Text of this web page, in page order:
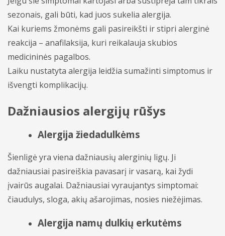
Laboratoriniai tyrimai
Nefrologija
Neurochirugija
Neurologija
Pulmonologija
Rentgeno diagnostika
sezonais, gali būti, kad juos sukelia alergija.
Kai kuriems žmonėms gali pasireikšti ir stipri alerginė
reakcija – anafilaksija, kuri reikalauja skubios
medicininės pagalbos.
Laiku nustatyta alergija leidžia sumažinti simptomus ir
išvengti komplikacijų.
Dažniausios alergijų rūšys
Alergija žiedadulkėms
Šienligė yra viena dažniausių alerginių ligų. Ji
dažniausiai pasireiškia pavasarį ir vasarą, kai žydi
įvairūs augalai. Dažniausiai vyraujantys simptomai:
čiaudulys, sloga, akių ašarojimas, nosies niežėjimas.
Alergija namų dulkių erkutėms